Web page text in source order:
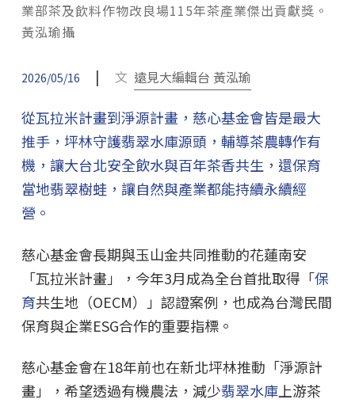
業部茶及飲料作物改良場115年茶產業傑出貢獻獎。
黃泓瑜攝
2026/05/16 | 文 遠見大編輯台 黃泓瑜
從瓦拉米計畫到淨源計畫，慈心基金會皆是最大
推手，坪林守護翡翠水庫源頭，輔導茶農轉作有
機，讓大台北安全飲水與百年茶香共生，還保育
當地翡翠樹蛙，讓自然與產業都能持續永續經
營。
慈心基金會長期與玉山金共同推動的花蓮南安
「瓦拉米計畫」，今年3月成為全台首批取得「保
育共生地（OECM）」認證案例，也成為台灣民間
保育與企業ESG合作的重要指標。
慈心基金會在18年前也在新北坪林推動「淨源計
畫」，希望透過有機農法，減少翡翠水庫上游茶